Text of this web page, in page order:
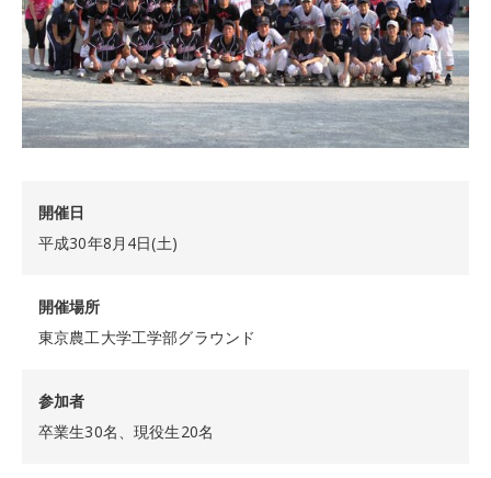
開催日
平成30年8月4日(土)
開催場所
東京農工大学工学部グラウンド
参加者
卒業生30名、現役生20名